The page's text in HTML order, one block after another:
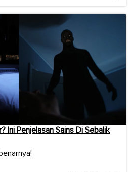
Ini Penjelasan Sains Di Sebalik